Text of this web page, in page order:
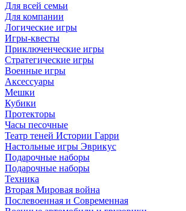
Для всей семьи
Для компании
Логические игры
Игры-квесты
Приключенческие игры
Стратегические игры
Военные игры
Аксессуары
Мешки
Кубики
Протекторы
Часы песочные
Театр теней Истории Гарри
Настольные игры Эврикус
Подарочные наборы
Подарочные наборы
Техника
Вторая Мировая война
Послевоенная и Современная